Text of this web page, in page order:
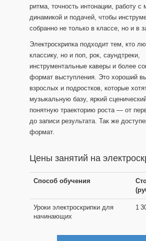
ритма, точность интонации, работу с
динамикой и подачей, чтобы
собранно не только в классе, но и в
Электроскрипка подходит тем, кто
классику, но и поп, рок, саундтреки,
инструментальные каверы и более
формат выступления. Это хороший
взрослых и подростков, которые
музыкальную базу, яркий
понятную траекторию роста — от
до записи результата. Так же
формат.
Цены занятий на
Способ обучения
Уроки электроскрипки для
начинающих
1